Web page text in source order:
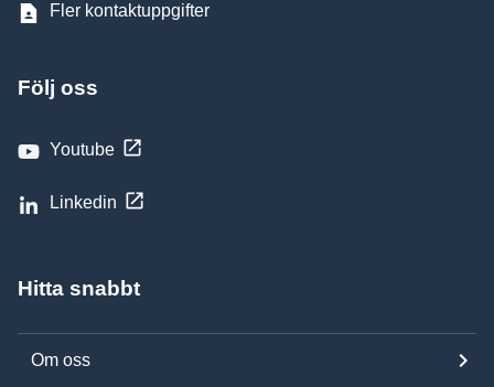
Fler kontaktuppgifter
Följ oss
Youtube
Linkedin
Hitta snabbt
Om oss